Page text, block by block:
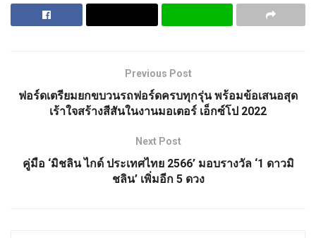
Previous Post
ฟอร์ดเตรียมยกขบวนรถฟอร์ดครบทุกรุ่น พร้อมข้อเสนอสุด
เร้าใจสร้างสีสันในงานมอเตอร์ เอ็กซ์โป 2022
Next Post
คู่มือ ‘มิชลิน ไกด์ ประเทศไทย 2566’ มอบรางวัล ‘1 ดาวมิ
ชลิน’ เพิ่มอีก 5 ดวง